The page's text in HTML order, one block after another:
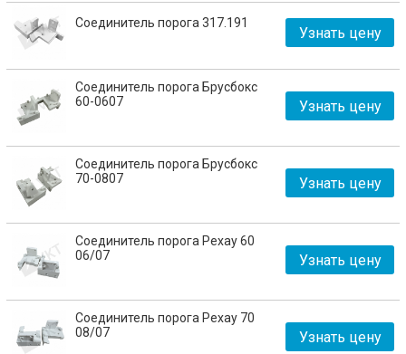
Соединитель порога 317.191
Узнать цену
Соединитель порога Брусбокс
60-0607
Узнать цену
Соединитель порога Брусбокс
70-0807
Узнать цену
Соединитель порога Рехау 60
06/07
Узнать цену
Соединитель порога Рехау 70
08/07
Узнать цену